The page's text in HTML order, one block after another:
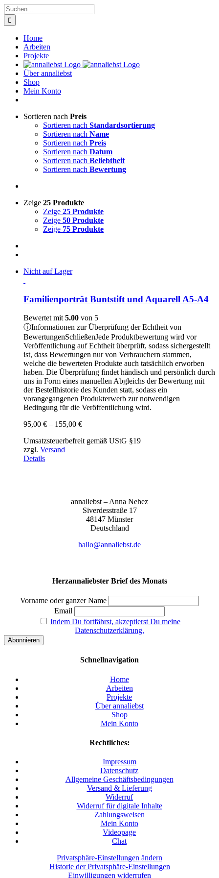
Zum
Inhalt
springen
Suche
nach:
Home
Arbeiten
Projekte
Über annaliebst
Shop
Mein Konto
Sortieren nach Preis
Sortieren nach Standardsortierung
Sortieren nach Name
Sortieren nach Preis
Sortieren nach Datum
Sortieren nach Beliebtheit
Sortieren nach Bewertung
Zeige 25 Produkte
Zeige 25 Produkte
Zeige 50 Produkte
Zeige 75 Produkte
Nicht auf Lager
Familienporträt Buntstift und Aquarell A5-A4
Bewertet mit5.00 von 5
ⓘInformationen zur Überprüfung der Echtheit von
BewertungenSchließenJede Produktbewertung wird vor
Veröffentlichung auf Echtheit überprüft, sodass sichergestellt
ist, dass Bewertungen nur von Verbrauchern stammen,
welche die bewerteten Produkte auch tatsächlich erworben
haben. Die Überprüfung findet händisch und persönlich durch
uns in Form eines manuellen Abgleichs der Bewertung mit
der Bestellhistorie des Kunden statt, sodass ein
vorangegangenen Produkterwerb zur notwendigen
Bedingung für die Veröffentlichung wird.
95,00 € – 155,00 €Preisspanne:
bis
Umsatzsteuerbefreit gemäß UStG §19
zzgl. Versand
Details
anna­liebst – Anna Nehez
Sive­r­des­stra­ße 17
48147 Müns­ter
Deutsch­land
hallo@annaliebst.de
Herzannaliebster Brief des Monats
Vorname oder ganzer Name
Email
Indem Du fortfährst, akzeptierst Du meine
Datenschutzerklärung.
Schnellnavigation
Home
Arbeiten
Projekte
Über annaliebst
Shop
Mein Konto
Rechtliches:
Impressum
Datenschutz
Allgemeine Geschäftsbedingungen
Versand & Lieferung
Widerruf
Widerruf für digitale Inhalte
Zahlungsweisen
Mein Konto
Videopage
Chat
Privatsphäre-Einstellungen ändern
Historie der Privatsphäre-Einstellungen
Einwilligungen widerrufen